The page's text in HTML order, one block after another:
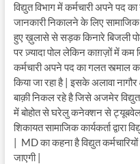
विद्युत विभाग में कर्मचारी अपने पद
जानकारी निकालने के लिए सामाजिक
हुए ख़ुलासे से सड़क किनारे बिजली
पर ज़्यादा पोल लेकिन काग़ज़ों में कम
कर्मचारी अपने पद का गलत स्त्माल
किया जा रहा है | इसके अलावा
बाक़ी निकल रहे है जिसे अजमेर विद्युत
में बोहोत से घरेलु कनेक्शन से ट्यूबवेल
शिकायत सामाजिक कार्यकर्ता द्वारा
| MD का कहना है विद्युत
जाएगी |